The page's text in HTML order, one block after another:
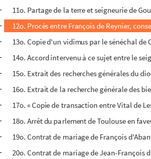
11o. Partage de la terre et seigneurie de
12o. Procès entre François de Reynier,
13o. Copie d'un vidimus par le sénéchal
14o. Accord intervenu à ce sujet entre le
15o. Extrait des recherches générales du
16o. Extrait de la recherche générale des
17o. « Copie de transaction entre Vital de
18o. Arrêt du parlement de Toulouse en
19o. Contrat de mariage de François
20o. Contrat de mariage de Jean-François